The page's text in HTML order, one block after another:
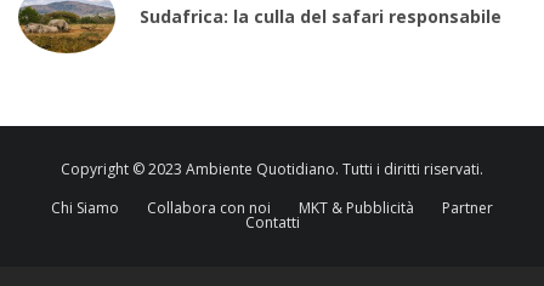
Sudafrica: la culla del safari responsabile
Copyright © 2023 Ambiente Quotidiano. Tutti i diritti riservati.
Chi Siamo
Collabora con noi MKT & Pubblicità Partner
Contatti